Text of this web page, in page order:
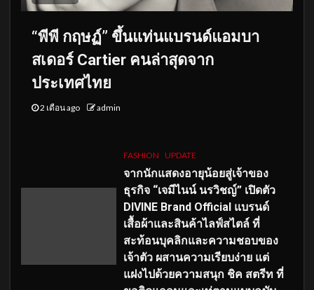
“พีพี กฤษฏ์” ขึ้นแท่นแบรนด์แอมบา
สเดอร์ Cartier คนล่าสุดจาก
ประเทศไทย
2 เดือน ago admin
FASHION UPDATE
จากนักแสดงอายุน้อยสู่เจ้าของ
ธุรกิจ “เจมีไนน์ นรวิชญ์” เปิดตัว
DIVINE Brand Official แบรนด์
เสื้อผ้าและสินค้าไลฟ์สไตล์ ที่
สะท้อนบุคลิกและความชอบของ
เจ้าตัว ผสานความเรียบง่าย แต่
แฝงไปด้วยความสนุก ชิค สตรีท ที่